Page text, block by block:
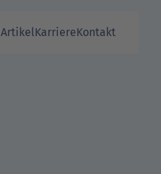
ArtikelKarriereKontakt